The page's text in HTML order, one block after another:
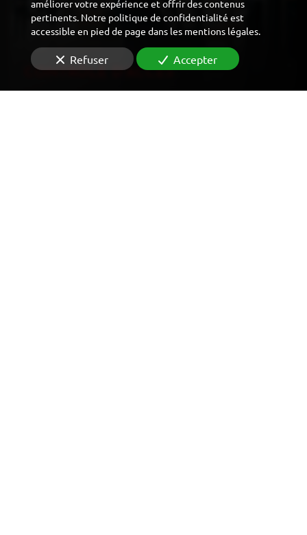
CONTRÔLE D'ACCÈS
améliorer votre expérience et offrir des contenus
pertinents. Notre politique de confidentialité est
accessible en pied de page dans les mentions légales.
Refuser Accepter